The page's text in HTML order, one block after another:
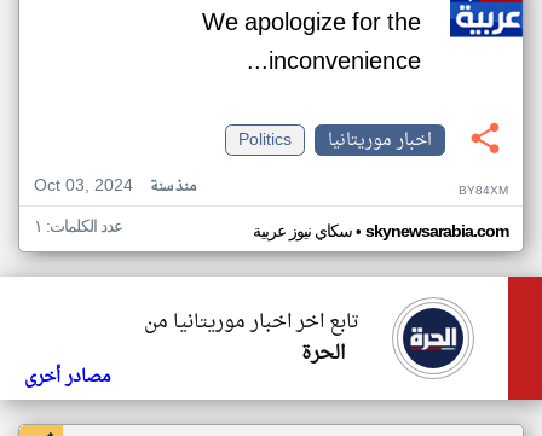
We apologize for the
inconvenience...
اخبار موريتانيا
Politics
Oct 03, 2024
منذ سنة BY84XM
سكاي نيوز عربية• skynewsarabia.com عدد الكلمات: ١
تابع اخر اخبار موريتانيا من
الحرة
مصادر أخرى